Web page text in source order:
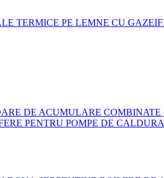
TERMICE PE LEMNE CU
DE ACUMULARE
PENTRU POMPE DE CALDURA